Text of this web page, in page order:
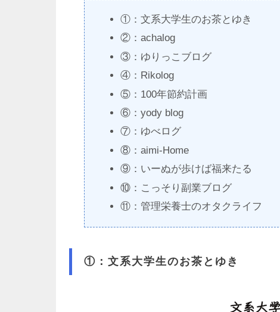
①：文系大学生のお茶とゆき
②：achalog
③：ゆりっこブログ
④：Rikolog
⑤：100年節約計画
⑥：yody blog
⑦：ゆべログ
⑧：aimi-Home
⑨：いーぬが歩けば福来たる
⑩：こっそり副業ブログ
⑪：管理栄養士のオタクライフ
①：文系大学生のお茶とゆき